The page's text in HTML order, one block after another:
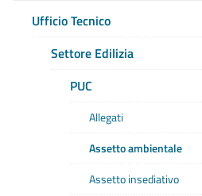
Ufficio Tecnico
Settore Edilizia
PUC
Allegati
Assetto ambientale
Assetto insediativo